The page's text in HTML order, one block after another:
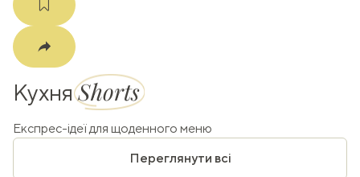
КухняShorts
Експрес-ідеї для щоденного меню
Переглянути всі